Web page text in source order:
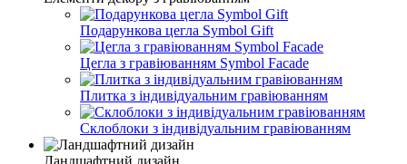
Подарункова цегла Symbol Gift
Цегла з гравіюванням Symbol Facade
Плитка з індивідуальним гравіюванням
Склоблоки з індивідуальним гравіюванням